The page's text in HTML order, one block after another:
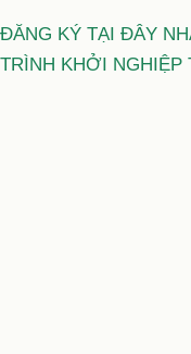
ĐĂNG KÝ TẠI ĐÂY
TRÌNH KHỞI NGHIỆP